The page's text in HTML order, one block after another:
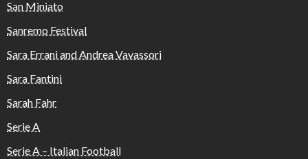
San Miniato
Sanremo Festival
Sara Errani and Andrea Vavassori
Sara Fantini
Sarah Fahr
Serie A
Serie A – Italian Football